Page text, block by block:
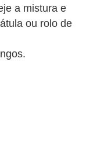
a mistura e
ou rolo de